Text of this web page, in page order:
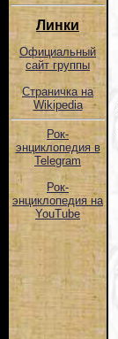
Линки
Официальный
сайт группы
Страничка на
Wikipedia
Рок-
энциклопедия в
Telegram
Рок-
энциклопедия на
YouTube